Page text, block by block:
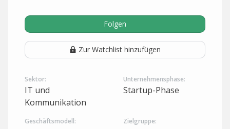
Folgen
Zur Watchlist hinzufügen
Sektor:
IT und
Kommunikation
Unternehmensphase:
Startup-Phase
Geschäftsmodell: Zielgruppe: